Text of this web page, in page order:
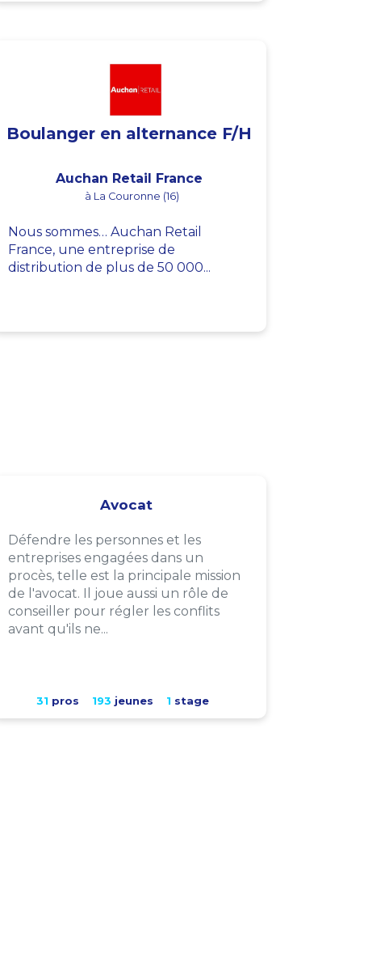
Boulanger en alternance F/H
Auchan Retail France
à La Couronne (16)
Nous sommes… Auchan Retail
France, une entreprise de
distribution de plus de 50 000...
Avocat
Défendre les personnes et les
entreprises engagées dans un
procès, telle est la principale mission
de l'avocat. Il joue aussi un rôle de
conseiller pour régler les conflits
avant qu'ils ne...
31 pros 193 jeunes 1 stage